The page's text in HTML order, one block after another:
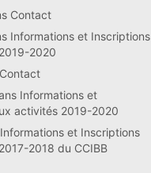
Contact
Informations et Inscriptions
2020
Contact
Informations et
activités 2019-2020
Informations et Inscriptions
2018 du CCIBB